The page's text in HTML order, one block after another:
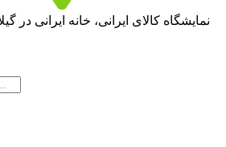
نمایشگاه کالای ایرانی، خانه ایرانی در